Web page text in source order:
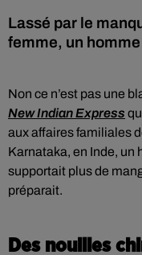
Lassé par le
femme, un
Non ce n’est pas une
New Indian Express
aux affaires familiales
Karnataka, en Inde, un
supportait plus de
préparait.
Des nouilles